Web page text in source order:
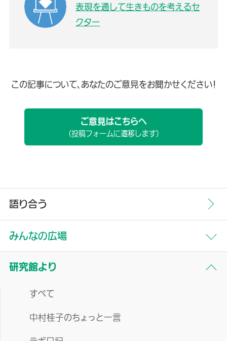
表現を通して生きものを考えるセ
クター
この記事について、あなたのご意見をお聞かせください！
ご意見はこちらへ
（投稿フォームに遷移します）
語り合う
みんなの広場
研究館より
すべて
中村桂子のちょっと一言